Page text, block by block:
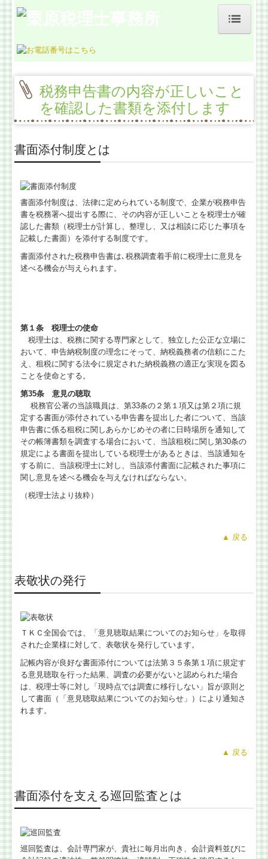
ホーム
事務所紹介
お客様の声
料金について
よくある質問
業務契約までの流れ
交通案内
経営革新等支援機関とは
税理士をお探しの方、見直したい方
記帳適時性証明書の活用
スマート業績確認機能
マイナンバー制度への対応
デジタル化・AI導入補助金
相続に関する相談
相続に関するQ&A
金融機関の皆様へ
税務に関するＱ＆Ａ
税務カレンダー
相続税額の早見表
問い合わせ
税務申告書の内容が正しいこと
を確認した書類を添付します
書面添付制度とは
書面添付制度は、法律に定められている制度で、企業が税務申告
書を税務署へ提出する際に、その内容が正しいことを税理士が確
認した書類（税理士が計算し、整理し、又は相談に応じた事項を
記載した書面）を添付する制度です。
書面添付された税務申告書は､税務調査着手前に税理士に意見を
述べる機会が与えられます。
第１条 税理士の使命
税理士は、税務に関する専門家として、独立した公正な立場に
おいて、申告納税制度の理念にそって、納税義務者の信頼にこた
え、租税に関する法令に規定された納税義務の適正な実現を図る
ことを使命とする。
第35条 意見の聴取
税務官公署の当該職員は、第33条の２第１項又は第２項に規
定する書面が添付されている申告書を提出した者について、当該
申告書に係る租税に関しあらかじめその者に日時場所を通知して
その帳簿書類を調査する場合において、当該租税に関し第30条の
規定による書面を提出している税理士があるときは、当該通知を
する前に、当該税理士に対し、当該添付書面に記載された事項に
関し意見を述べる機会を与えなければならない。
（税理士法より抜粋）
▲ 戻る
表敬状の発行
ＴＫＣ全国会では、「意見聴取結果についてのお知らせ」を取得
された企業様に対して、表敬状を発行しています。
記帳内容が良好な書面添付については法第３５条第１項に規定す
る意見聴取を行った結果、調査の必要がないと認められた場合
は、税理士等に対し「現時点では調査に移行しない」旨が原則と
して書面（「意見聴取結果についてのお知らせ」）により通知さ
れます。
▲ 戻る
書面添付を支える巡回監査とは
巡回監査は、会計専門家が、貴社に毎月出向き、会計資料並びに